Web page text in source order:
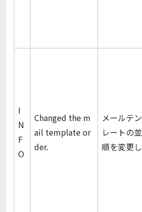
I
N
F
O
Changed the m
ail template or
der.
メールテ
レートの
順を変更